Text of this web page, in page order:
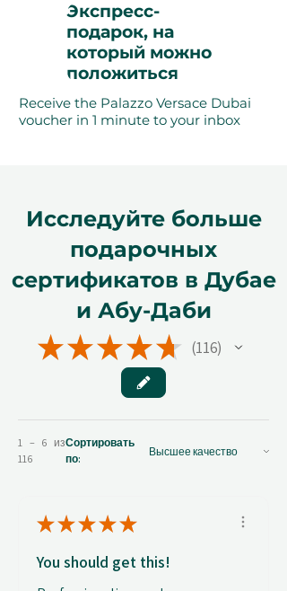
Экспресс-
подарок, на
который можно
положиться
Receive the Palazzo Versace Dubai
voucher in 1 minute to your inbox
Исследуйте больше
подарочных
сертификатов в Дубае
и Абу-Даби
★★★★★ 116
116
1 – 6 из
116
Сортировать
по:
★★★★★
You should get this!